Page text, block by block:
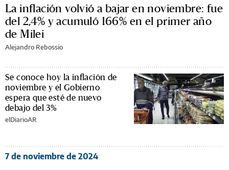
La inflación volvió a bajar en noviembre: fue
del 2,4% y acumuló 166% en el primer año
de Milei
Alejandro Rebossio
Se conoce hoy la inflación de
noviembre y el Gobierno
espera que esté de nuevo
debajo del 3%
elDiarioAR
7 de noviembre de 2024